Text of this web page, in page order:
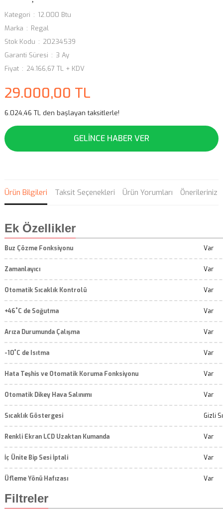
Kategori
12.000 Btu
Marka
Regal
Stok Kodu
20234539
Garanti Süresi
3 Ay
Fiyat
24.166,67 TL + KDV
29.000,00 TL
6.024,46 TL den başlayan taksitlerle!
GELİNCE HABER VER
Ürün Bilgileri Taksit Seçenekleri Ürün Yorumları Önerileriniz
Ek Özellikler
Buz Çözme Fonksiyonu Var
Zamanlayıcı Var
Otomatik Sıcaklık Kontrolü Var
+46˚C de Soğutma Var
Arıza Durumunda Çalışma Var
-10˚C de Isıtma Var
Hata Teşhis ve Otomatik Koruma Fonksiyonu Var
Otomatik Dikey Hava Salınımı Var
Sıcaklık Göstergesi Gizli
Renkli Ekran LCD Uzaktan Kumanda Var
İç Ünite Bip Sesi İptali Var
Üfleme Yönü Hafızası Var
Filtreler